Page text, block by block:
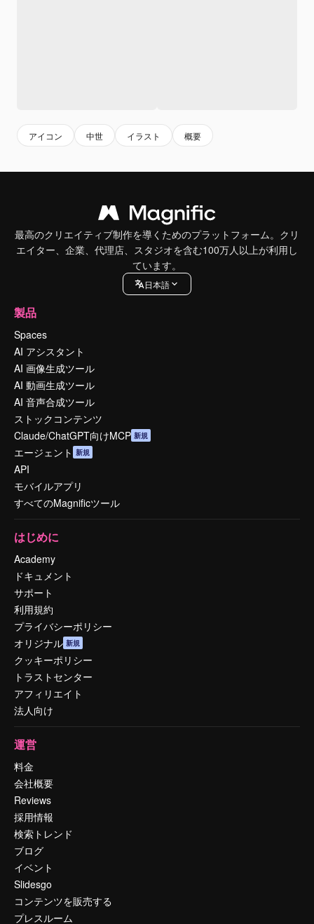
アイコン 中世 イラスト 概要
最高のクリエイティブ制作を導くためのプラットフォーム。クリ
エイター、企業、代理店、スタジオを含む100万人以上が利用し
ています。
日本語
製品
Spaces
AI アシスタント
AI 画像生成ツール
AI 動画生成ツール
AI 音声合成ツール
ストックコンテンツ
Claude/ChatGPT向けMCP 新規
エージェント 新規
API
モバイルアプリ
すべてのMagnificツール
はじめに
Academy
ドキュメント
サポート
利用規約
プライバシーポリシー
オリジナル 新規
クッキーポリシー
トラストセンター
アフィリエイト
法人向け
運営
料金
会社概要
Reviews
採用情報
検索トレンド
ブログ
イベント
Slidesgo
コンテンツを販売する
プレスルーム